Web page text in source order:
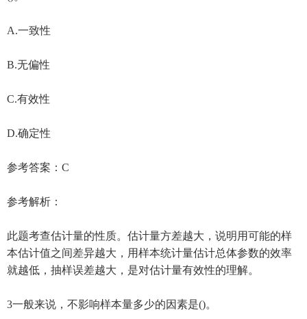
A.一致性
B.无偏性
C.有效性
D.确定性
参考答案：C
参考解析：
此题考查估计量的性质。估计量方差越大，说明用可能的样
本估计值之间差异越大，用样本统计量估计总体参数的效率
就越低，抽样误差越大，是对估计量有效性的理解。
3一般来说，不影响样本量多少的因素是()。